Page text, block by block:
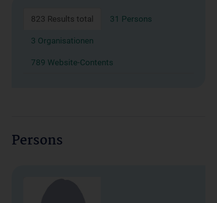
823 Results total 31 Persons
3 Organisationen
789 Website-Contents
Persons